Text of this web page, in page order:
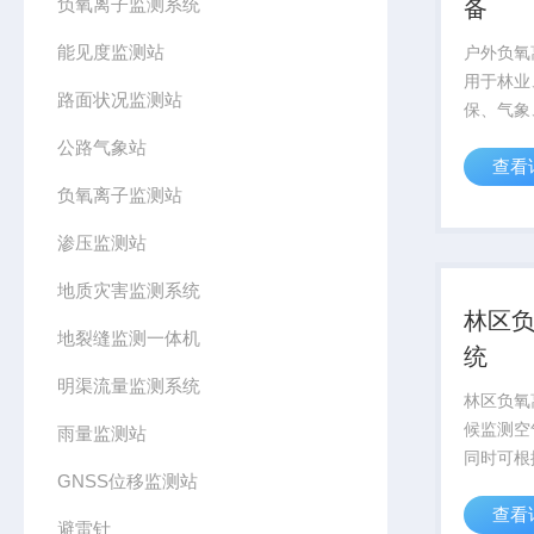
负氧离子监测系统
能见度监测站
路面状况监测站
公路气象站
负氧离子监测站
渗压监测站
地质灾害监测系统
地裂缝监测一体机
明渠流量监测系统
雨量监测站
GNSS位移监测站
避雷针
备
户外负
用于林
保、气
统，主
管理。
查看
林区
统
林区负
候监测
同时可
度、查看